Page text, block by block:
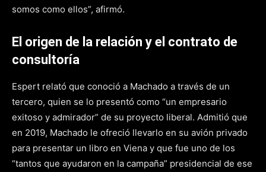
somos como ellos”, afirmó.
El origen de la relación y el contrato de
consultoría
Espert relató que conoció a Machado a través de un
tercero, quien se lo presentó como “un empresario
exitoso y admirador” de su proyecto liberal. Admitió que
en 2019, Machado le ofreció llevarlo en su avión privado
para presentar un libro en Viena y que fue uno de los
“tantos que ayudaron en la campaña” presidencial de ese